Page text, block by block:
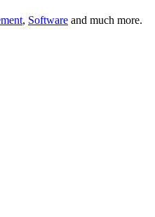
, Software and much more.